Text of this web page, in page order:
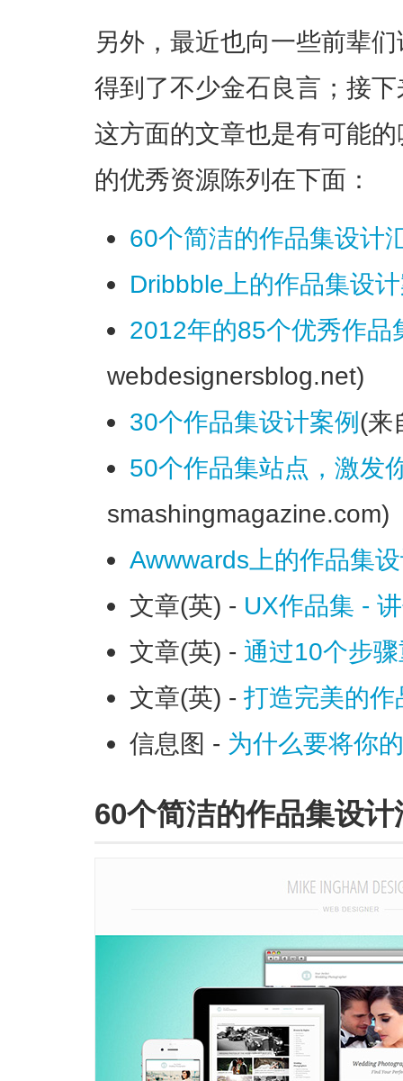
另外，最近也向一些前辈
得到了不少金石良言；接
这方面的文章也是有可能
的优秀资源陈列在下面：
60个简洁的作品集设计
Dribbble上的作品集设
2012年的85个优秀作品
webdesignersblog.net)
30个作品集设计案例(来
50个作品集站点，激发
smashingmagazine.com)
Awwwards上的作品集
文章(英) - UX作品集 -
文章(英) - 通过10个步
文章(英) - 打造完美的作
信息图 - 为什么要将你
60个简洁的作品集设计